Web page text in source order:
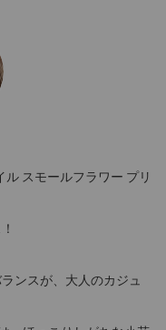
スモールフラワー プリ
ンスが、大人のカジュ